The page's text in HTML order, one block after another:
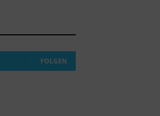
FOLGEN